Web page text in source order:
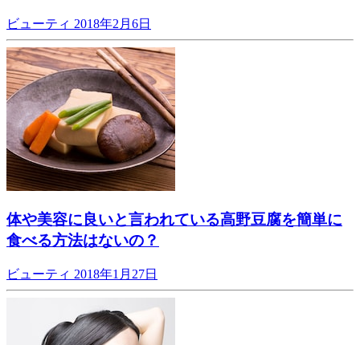
ビューティ 2018年2月6日
体や美容に良いと言われている高野豆腐を簡単に
食べる方法はないの？
ビューティ 2018年1月27日